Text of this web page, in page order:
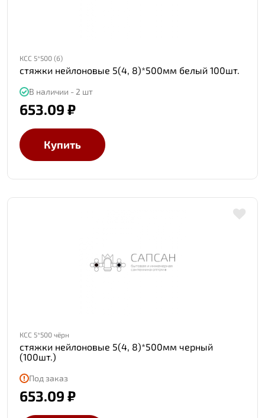
КСС 5*500 (б)
стяжки нейлоновые 5(4, 8)*500мм белый 100шт.
В наличии - 2 шт
653.09 ₽
Купить
КСС 5*500 чёрн
стяжки нейлоновые 5(4, 8)*500мм черный
(100шт.)
Под заказ
653.09 ₽